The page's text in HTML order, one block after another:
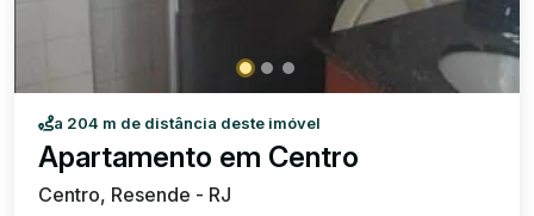
a 204 m de distância deste imóvel
Apartamento em Centro
Centro, Resende - RJ